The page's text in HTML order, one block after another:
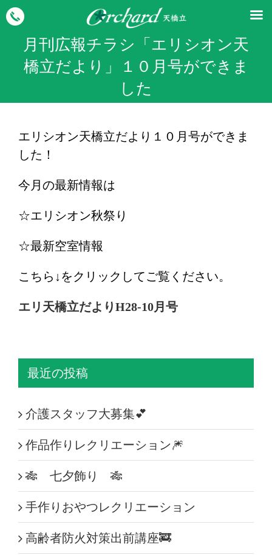
月刊広報チラシ「エリシオン天
橋立だより」１０月号ができま
した
エリシオン天橋立だより１０月号ができま
した！
今月の最新情報は
☆エリシオン秋祭り
☆最新空室情報
こちら↓をクリックしてご覧ください。
エリ天橋立だよりH28-10月号
最近の投稿
介護スタッフ大募集💕
作品作りレクリエーション🎆
🎋 七夕飾り 🎋
手作りおやつレクリエーション
高齢者防火対策出前講座🚒